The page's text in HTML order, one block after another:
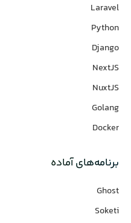
Laravel
Python
Django
NextJS
NuxtJS
Golang
Docker
برنامه‌های‌ آماده
Ghost
Soketi